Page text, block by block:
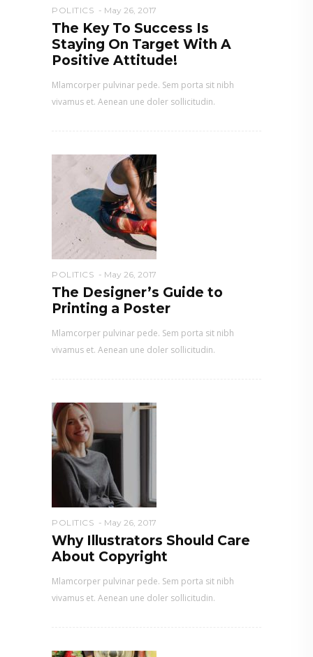
POLITICS May 26, 2017
The Key To Success Is
Staying On Target With A
Positive Attitude!
Mlamcorper pulvinar pede. Sem porta sit nibh
vivamus et. Aenean une doler sollicitudin.
POLITICS May 26, 2017
The Designer’s Guide to
Printing a Poster
Mlamcorper pulvinar pede. Sem porta sit nibh
vivamus et. Aenean une doler sollicitudin.
POLITICS May 26, 2017
Why Illustrators Should Care
About Copyright
Mlamcorper pulvinar pede. Sem porta sit nibh
vivamus et. Aenean une doler sollicitudin.